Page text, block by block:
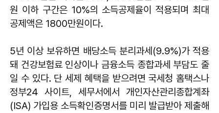
원 이하 구간은 10%의 소득공제율이 적용되며 최대
공제액은 1800만원이다.
5년 이상 보유하면 배당소득 분리과세(9.9%)가 적용
돼 건강보험료 인상이나 금융소득 종합과세 부담도 줄
일 수 있다. 단 세제 혜택을 받으려면 국세청 홈택스나
정부24 사이트, 세무서에서 개인자산관리종합계좌
(ISA) 가입용 소득확인증명서를 미리 발급받아 제출해